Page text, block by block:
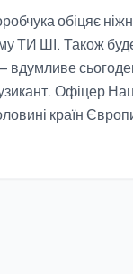
обіцяє
ТИ ШІ. Також
вдумливе
Офіцер
країн